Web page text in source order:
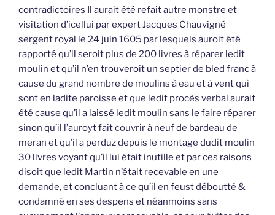
contradictoires Il aurait été refait autre monstre et
visitation d’icellui par expert Jacques Chauvigné
sergent royal le 24 juin 1605 par lesquels auroit été
rapporté qu’il seroit plus de 200 livres à réparer ledit
moulin et qu’il n’en trouveroit un septier de bled franc à
cause du grand nombre de moulins à eau et à vent qui
sont en ladite paroisse et que ledit procès verbal aurait
été cause qu’il a laissé ledit moulin sans le faire réparer
sinon qu’il l’auroyt fait couvrir à neuf de bardeau de
meran et qu’il a perduz depuis le montage dudit moulin
30 livres voyant qu’il lui était inutille et par ces raisons
disoit que ledit Martin n’était recevable en une
demande, et concluant à ce qu’il en feust déboutté &
condamné en ses despens et néanmoins sans